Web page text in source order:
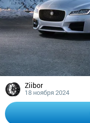
Ziibor
18 ноября 2024